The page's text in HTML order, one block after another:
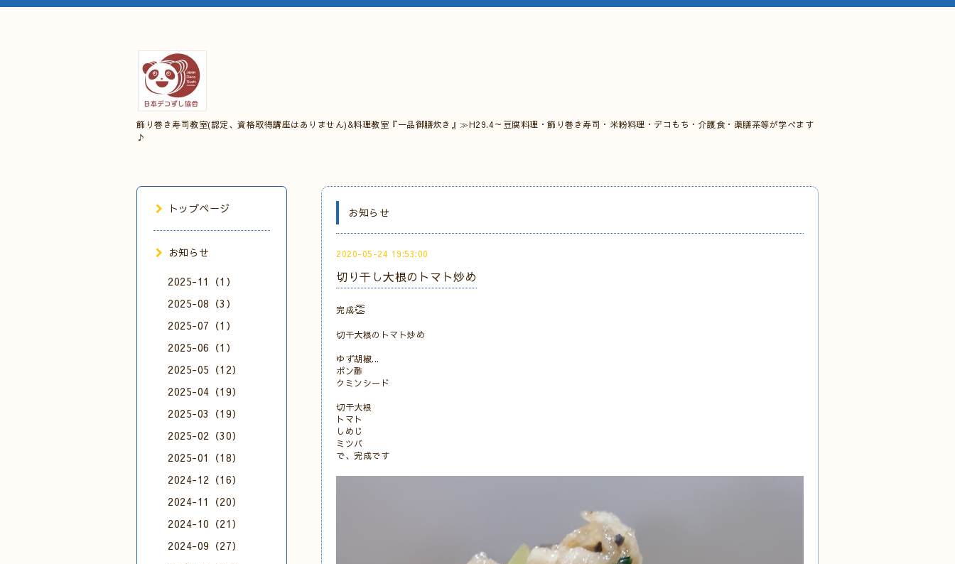
飾り巻き寿司教室(認定、資格取得講座はありません)&料理教室『一品御膳炊き』≫H29.4～豆腐料理・飾り巻き寿司・米粉料理・デコもち・介護食・薬膳茶等が学べます
♪
お知らせ
2020-05-24 19:53:00
切り干し大根のトマト炒め
完成👏
切干大根のトマト炒め
ゆず胡椒...
ポン酢
クミンシード
切干大根
トマト
しめじ
ミツバ
で、完成です
トップページ
お知らせ
2025-11（1）
2025-08（3）
2025-07（1）
2025-06（1）
2025-05（12）
2025-04（19）
2025-03（19）
2025-02（30）
2025-01（18）
2024-12（16）
2024-11（20）
2024-10（21）
2024-09（27）